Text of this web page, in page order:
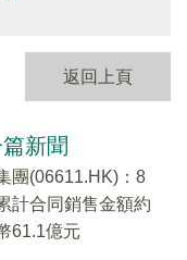
返回上頁
新聞
團(06611.HK)：8
計合同銷售金額約
61.1億元